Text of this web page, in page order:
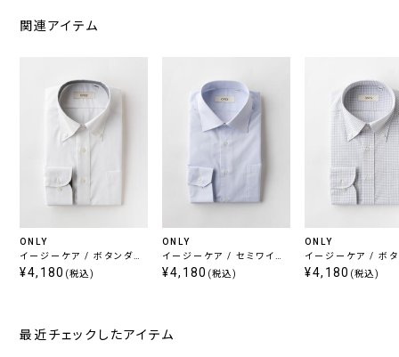
関連アイテム
ONLY
イージーケア / ボタンダウ
ン
¥4,180 (税込)
ONLY
イージーケア / セミワイド
スプレッド
¥4,180 (税込)
ONLY
イージーケア / ボ
ン
¥4,180 (税込)
最近チェックしたアイテム